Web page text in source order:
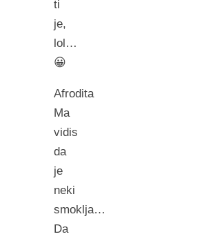
ti
je,
lol…
😀
Afrodita
Ma
vidis
da
je
neki
smoklja…
Da